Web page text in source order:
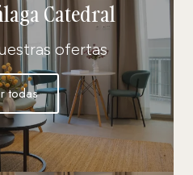
Catedral
ofertas
todas